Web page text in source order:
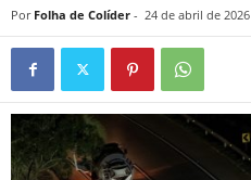
Por Folha de Colíder - 24 de abril de 2026